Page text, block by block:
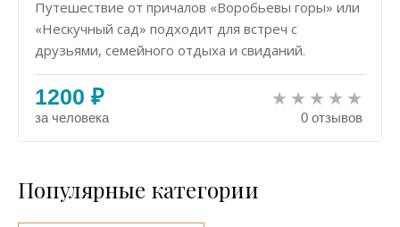
Путешествие от причалов «Воробьевы горы» или
«Нескучный сад» подходит для встреч с
друзьями, семейного отдыха и свиданий.
1200 ₽
за человека 0 отзывов
Популярные категории